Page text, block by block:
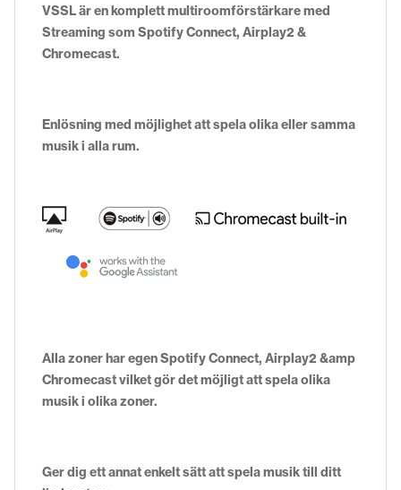
VSSLär en komplett multiroomförstärkare med
Streaming som Spotify Connect, Airplay2 &
Chromecast.
Enlösning med möjlighet att spela olika eller samma
musik i alla rum.
Alla zoner har egen Spotify Connect, Airplay2 &amp
Chromecast vilket gör det möjligt att spela olika
musik i olika zoner.
Ger dig ett annat enkelt sätt att spela musik till ditt